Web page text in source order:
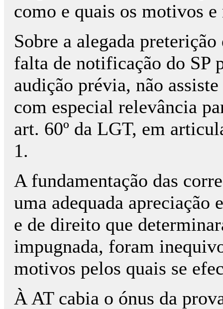
como e quais os motivos
Sobre a alegada
falta de notificação do SP
audição prévia, não
com especial relevância
art. 60º da LGT, em
1.
A fundamentação das
uma adequada apreciação
e de direito que
impugnada, foram
motivos pelos quais se
À AT cabia o ónus da